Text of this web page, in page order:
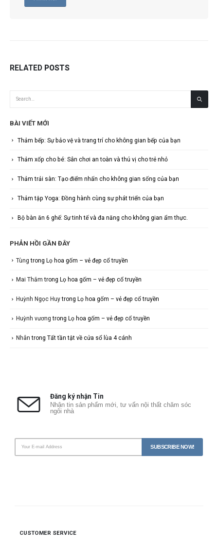
RELATED POSTS
BÀI VIẾT MỚI
Thảm bếp: Sự bảo vệ và trang trí cho không gian bếp của bạn
Thảm xốp cho bé: Sân chơi an toàn và thú vị cho trẻ nhỏ
Thảm trải sàn: Tạo điểm nhấn cho không gian sống của bạn
Thảm tập Yoga: Đồng hành cùng sự phát triển của bạn
Bộ bàn ăn 6 ghế: Sự tinh tế và đa năng cho không gian ẩm thực.
PHẢN HỒI GẦN ĐÂY
Tùng trong Lọ hoa gốm – vẻ đẹp cổ truyền
Mai Thắm trong Lọ hoa gốm – vẻ đẹp cổ truyền
Huỳnh Ngọc Huytrong Lọ hoa gốm – vẻ đẹp cổ truyền
Huỳnh vương trong Lọ hoa gốm – vẻ đẹp cổ truyền
Nhân trong Tất tần tật về cửa sổ lùa 4 cánh
Đăng ký nhận Tin
Nhận tin sản phẩm mới, tư vấn nội thất chăm sóc
ngôi nhà
CUSTOMER SERVICE